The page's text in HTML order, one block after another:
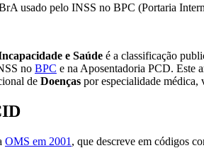
usado pelo INSS no BPC (Portaria
e Saúde é a classificação
no BPC e na Aposentadoria PCD. Este
de Doenças por especialidade médica,
OMS em 2001 , que descreve em códigos